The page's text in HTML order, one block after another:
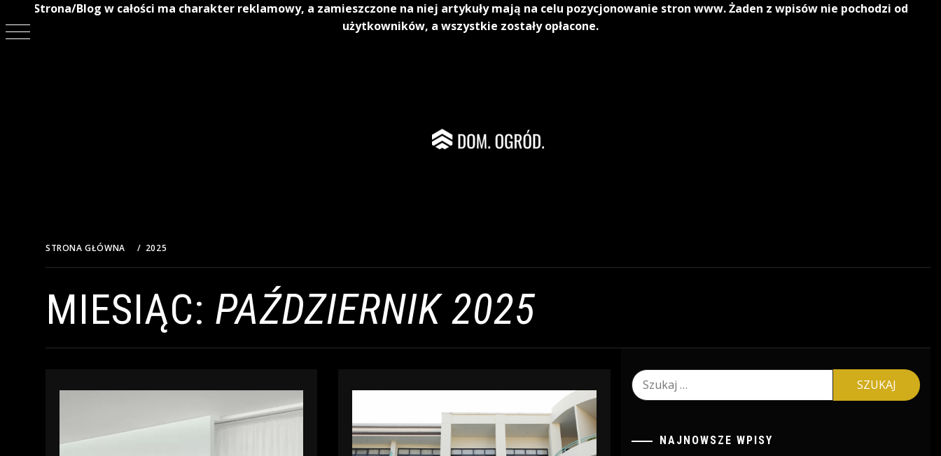
Strona/Blog w całości ma charakter reklamowy, a zamieszczone na niej artykuły mają na celu pozycjonowanie stron www. Żaden z wpisów nie pochodzi od
użytkowników, a wszystkie zostały opłacone.
Przejdź
STRONA GŁÓWNA 2025
MIESIĄC: PAŹDZIERNIK 2025
Szukaj:
NAJNOWSZE WPISY